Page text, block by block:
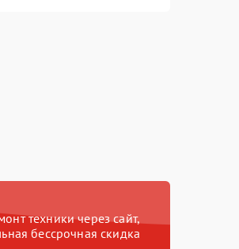
техники через сайт,
бессрочная скидка